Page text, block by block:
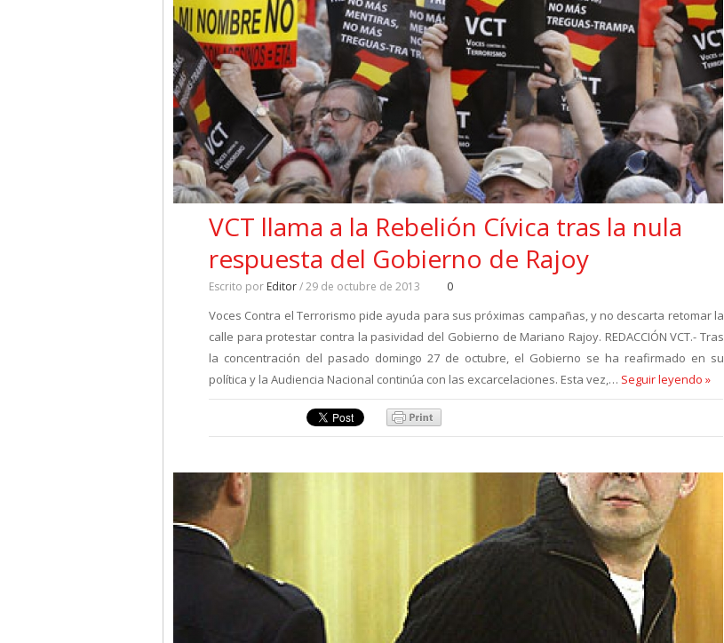
VCT llama a la Rebelión Cívica tras la nula
respuesta del Gobierno de Rajoy
Escrito por Editor/ 29 de octubre de 2013 0
Voces Contra el Terrorismo pide ayuda para sus próximas campañas, y no descarta retomar la
calle para protestar contra la pasividad del Gobierno de Mariano Rajoy. REDACCIÓN VCT.- Tras
la concentración del pasado domingo 27 de octubre, el Gobierno se ha reafirmado en su
política y la Audiencia Nacional continúa con las excarcelaciones. Esta vez,… Seguir leyendo »